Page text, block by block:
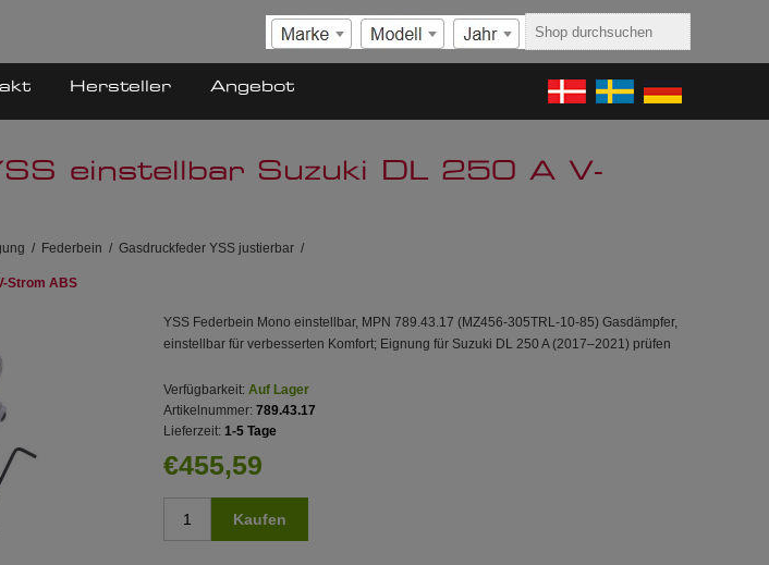
Hersteller Angebot
einstellbar Suzuki DL 250 A V-
/ Federbein / Gasdruckfeder YSS justierbar /
Strom ABS
YSS Federbein Mono einstellbar, MPN 789.43.17 (MZ456-305TRL-10-85) Gasdämpfer,
einstellbar für verbesserten Komfort; Eignung für Suzuki DL 250 A (2017–2021) prüfen
Verfügbarkeit: Auf Lager
Artikelnummer: 789.43.17
Lieferzeit: 1-5 Tage
€455,59
Kaufen